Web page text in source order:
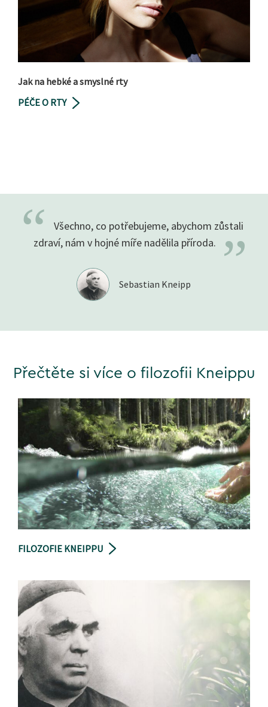
Jak na hebké a smyslné rty
PÉČE O RTY
“ Všechno, co potřebujeme, abychom zůstali
zdraví, nám v hojné míře nadělila příroda. ”
Sebastian Kneipp
Přečtěte si více o filozofii Kneippu
FILOZOFIE KNEIPPU